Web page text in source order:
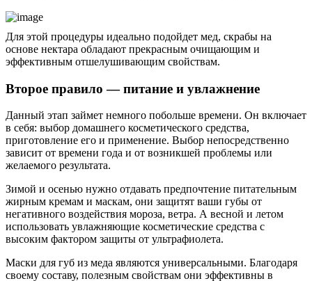
Для этой процедуры идеально подойдет мед, скрабы на
основе нектара обладают прекрасным очищающим и
эффективным отшелушивающим свойствам.
Второе правило — питание и увлажнение
Данный этап займет немного побольше времени. Он включает
в себя: выбор домашнего косметического средства,
приготовление его и применение. Выбор непосредственно
зависит от времени года и от возникшей проблемы или
желаемого результата.
Зимой и осенью нужно отдавать предпочтение питательным
жирным кремам и маскам, они защитят ваши губы от
негативного воздействия мороза, ветра. А весной и летом
использовать увлажняющие косметические средства с
высоким фактором защиты от ультрафиолета.
Маски для губ из меда являются универсальными. Благодаря
своему составу, полезным свойствам они эффективны в